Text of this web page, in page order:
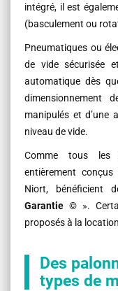
intégré, il est
(basculement ou
Pneumatiques ou
de vide sécurisée
automatique dès
dimensionnement
manipulés et d’une
niveau de vide.
Comme tous les
entièrement
Niort, bénéficient
Garantie © ».
proposés à la
Des
types de